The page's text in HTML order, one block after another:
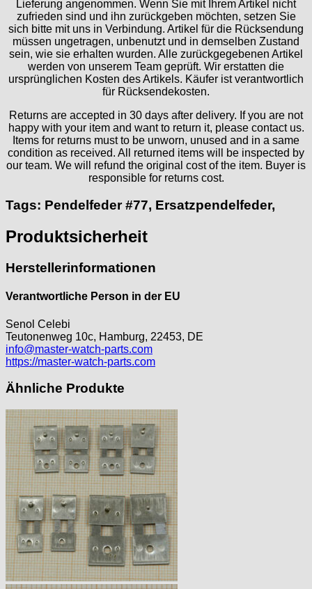
Lorsa
MSR
MST Roamer
ORC
Osco
Peseux
PUW
RL „Ronda"
ST "Standard "
Lieferung angenommen. Wenn Sie mit Ihrem Artikel nicht
zufrieden sind und ihn zurückgeben möchten, setzen Sie
sich bitte mit uns in Verbindung. Artikel für die Rücksendung
müssen ungetragen, unbenutzt und in demselben Zustand
sein, wie sie erhalten wurden. Alle zurückgegebenen Artikel
werden von unserem Team geprüft. Wir erstatten die
ursprünglichen Kosten des Artikels. Käufer ist verantwortlich
für Rücksendekosten.
Returns are accepted in 30 days after delivery. If you are not
happy with your item and want to return it, please contact us.
Items for returns must to be unworn, unused and in a same
condition as received. All returned items will be inspected by
our team. We will refund the original cost of the item. Buyer is
responsible for returns cost.
Tags: Pendelfeder #77, Ersatzpendelfeder,
Produktsicherheit
Herstellerinformationen
Verantwortliche Person in der EU
Senol Celebi
Teutonenweg 10c, Hamburg, 22453, DE
info@master-watch-parts.com
https://master-watch-parts.com
Ähnliche Produkte